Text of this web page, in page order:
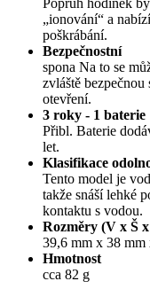
„ionování“ a
poškrábání.
Bezpečnostní
spona Na to se
zvláště bezpečnou
otevření.
3 roky - 1 baterie
Přibl. Baterie
let.
Klasifikace
Tento model je
takže snáší lehké
kontaktu s vodou.
Rozměry (V x Š
39,6 mm x 38 mm
Hmotnost
cca 82 g